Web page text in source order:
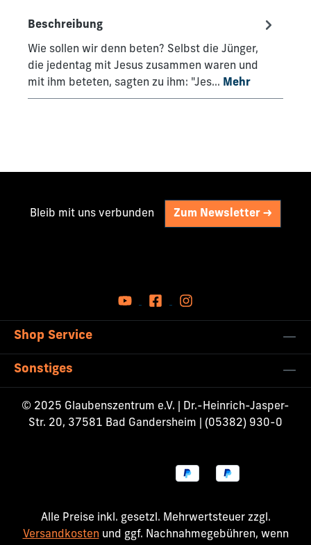
Beschreibung
Wie sollen wir denn beten? Selbst die Jünger,
die jedentag mit Jesus zusammen waren und
mit ihm beteten, sagten zu ihm: "Jes… Mehr
Bleib mit uns verbunden Zum Newsletter ->
Shop Service
Sonstiges
© 2025 Glaubenszentrum e.V. | Dr.-Heinrich-Jasper-
Str. 20, 37581 Bad Gandersheim | (05382) 930-0
Alle Preise inkl. gesetzl. Mehrwertsteuer zzgl.
Versandkosten und ggf. Nachnahmegebühren, wenn